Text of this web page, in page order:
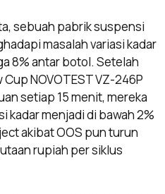
sebuah pabrik suspensi
masalah variasi kadar
8% antar botol. Setelah
NOVOTEST VZ-246P
setiap 15 menit, mereka
kadar menjadi di bawah 2%
akibat OOS pun turun
rupiah per siklus